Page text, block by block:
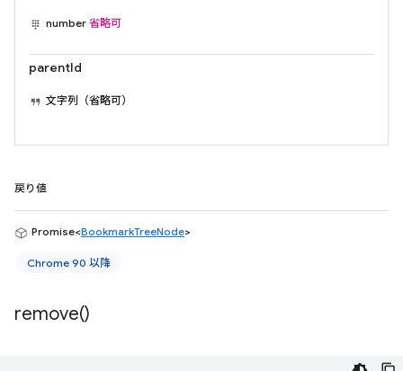
number 省略可
parentId
文字列（省略可）
戻り値
Promise<BookmarkTreeNode>
Chrome 90 以降
remove()